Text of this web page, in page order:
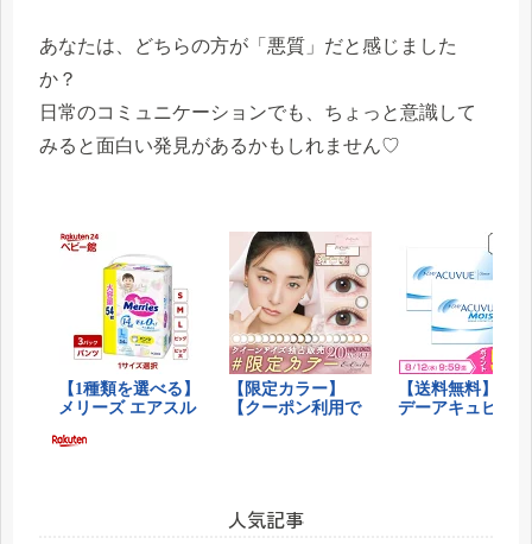
あなたは、どちらの方が「悪質」だと感じました
か？
日常のコミュニケーションでも、ちょっと意識して
みると面白い発見があるかもしれません♡
人気記事